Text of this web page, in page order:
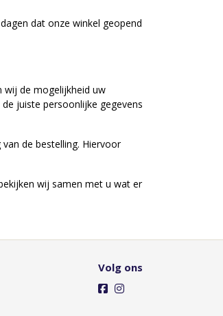
dat onze winkel geopend
wij de mogelijkheid uw
juiste persoonlijke gegevens
de bestelling. Hiervoor
wij samen met u wat er
Volg ons